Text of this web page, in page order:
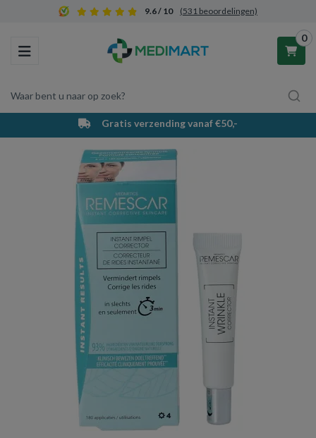
9.6 / 10 (531 beoordelingen)
Toggle navigation
Waar bent u naar op zoek?
0
Winkelwagen
Uw winkelwagen is leeg.
Vul hem met producten.
Gratis verzending vanaf €50,-